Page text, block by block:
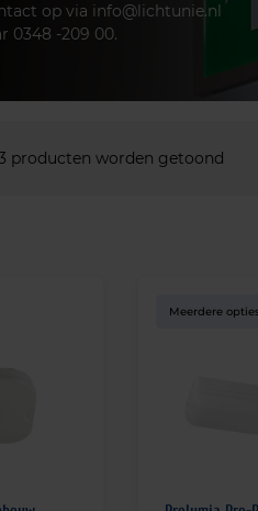
op via info@lichtunie.nl
0348 -209 00.
producten worden getoond
Meerdere